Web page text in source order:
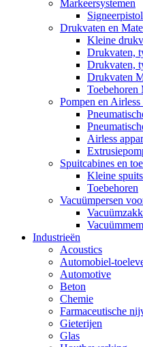
Markeersystemen
Drukvaten en
Kleine
Drukvaten,
Drukvaten,
Drukvaten
Toebehoren
Pompen en
Airless
Spuitcabines en
Kleine
Toebehoren
Vacuümpersen
Industrieën
Acoustics
Automobiel-
Automotive
Beton
Chemie
Farmaceutische
Gieterijen
Glas